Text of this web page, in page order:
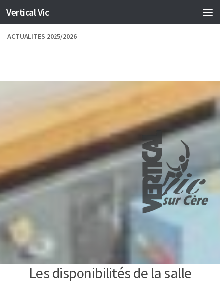
Skip to content
Vertical Vic
ACTUALITES 2025/2026
Les disponibilités de la salle